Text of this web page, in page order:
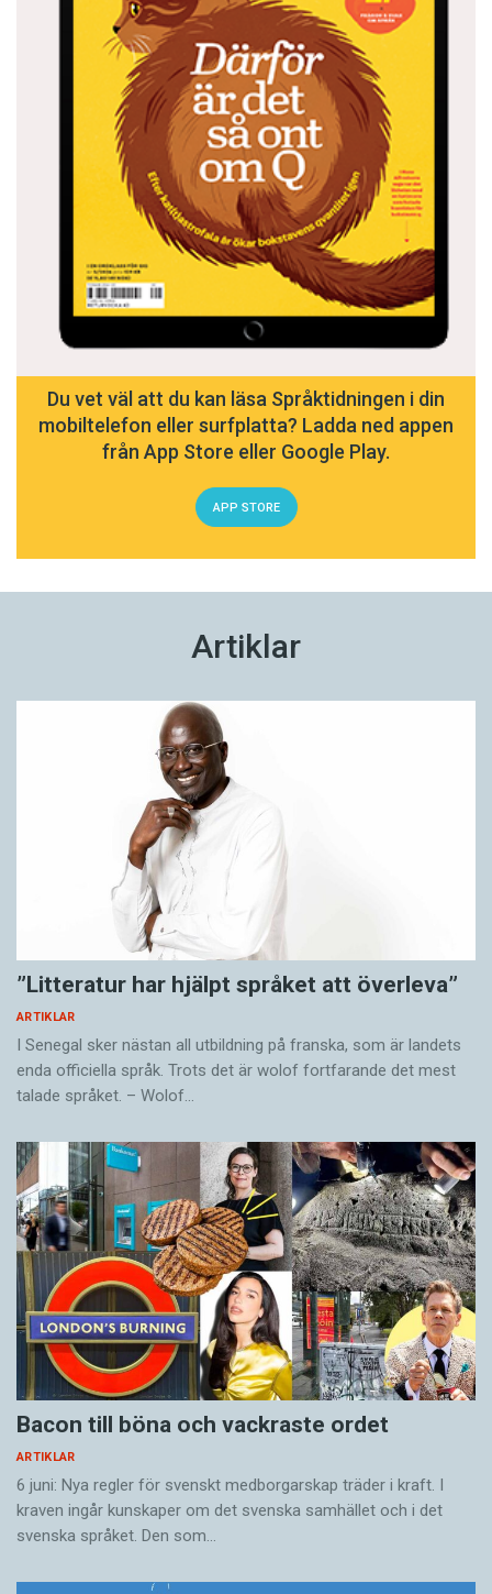
Du vet väl att du kan läsa Språktidningen i din
mobiltelefon eller surfplatta? Ladda ned appen
från App Store eller Google Play.
APP STORE
Artiklar
”Litteratur har hjälpt språket att överleva”
ARTIKLAR
I Senegal sker nästan all utbildning på franska, som är landets
enda officiella språk. Trots det är wolof fortfarande det mest
talade språket. – Wolof…
Bacon till böna och vackraste ordet
ARTIKLAR
6 juni: Nya regler för svenskt medborgarskap träder i kraft. I
kraven ingår kunskaper om det svenska samhället och i det
svenska språket. Den som…